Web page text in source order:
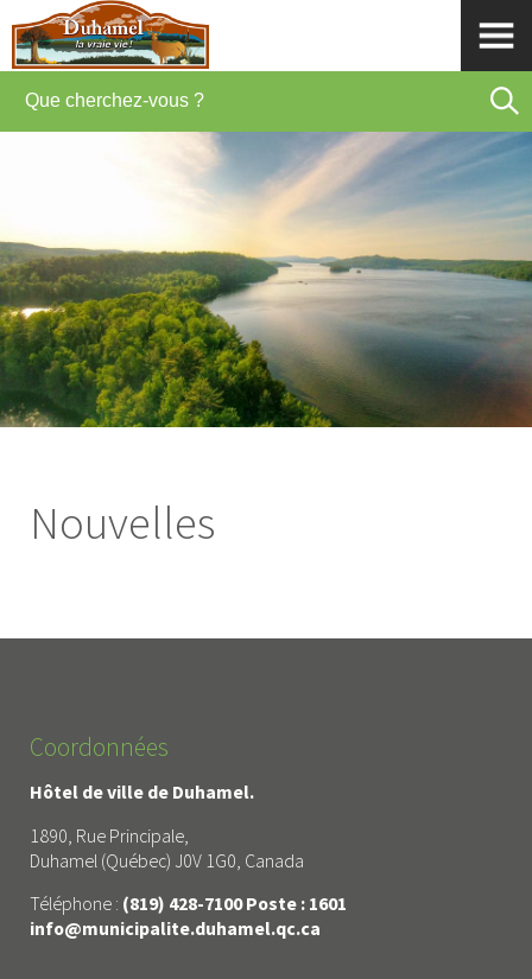
Nouvelles
Coordonnées
Hôtel de ville de Duhamel.
1890, Rue Principale,
Duhamel (Québec) J0V 1G0, Canada
Téléphone : (819) 428-7100 Poste : 1601
info@municipalite.duhamel.qc.ca